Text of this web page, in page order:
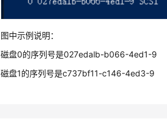
图中示例说明：
磁盘0的序列号是027edalb-b066-4ed1-9
磁盘1的序列号是c737bf11-c146-4ed3-9